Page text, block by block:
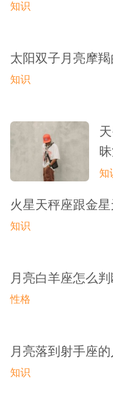
知识
太阳双子月亮摩
知识
知
火星天秤座跟金
知识
月亮白羊座怎么
性格
月亮落到射手座
知识